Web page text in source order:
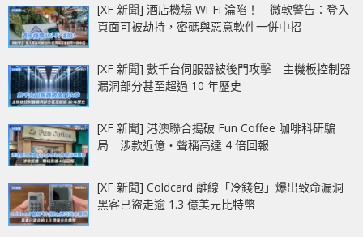
[XF 新聞] 酒店機場 Wi-Fi 淪陷！ 微軟警告：登入
頁面可被劫持，密碼與惡意軟件一併中招
[XF 新聞] 數千台伺服器被後門攻擊 主機板控制器
漏洞部分甚至超過 10 年歷史
[XF 新聞] 港澳聯合搗破 Fun Coffee 咖啡科研騙
局 涉款近億‧聲稱高達 4 倍回報
[XF 新聞] Coldcard 離線「冷錢包」爆出致命漏洞
黑客已盜走逾 1.3 億美元比特幣